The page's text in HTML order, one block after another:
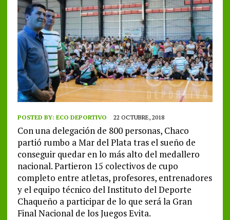
POSTED BY: ECO DEPORTIVO 22 OCTUBRE, 2018
Con una delegación de 800 personas, Chaco
partió rumbo a Mar del Plata tras el sueño de
conseguir quedar en lo más alto del medallero
nacional. Partieron 15 colectivos de cupo
completo entre atletas, profesores, entrenadores
y el equipo técnico del Instituto del Deporte
Chaqueño a participar de lo que será la Gran
Final Nacional de los Juegos Evita.